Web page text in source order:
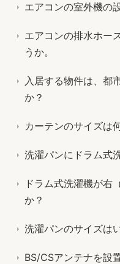
エアコンの室外機の
エアコンの排水ホー
うか。
入居する物件は、都
か？
カーテンのサイズは
洗濯パンにドラム式
ドラム式洗濯機が右
か？
洗濯パンのサイズは
BS/CSアンテナを設